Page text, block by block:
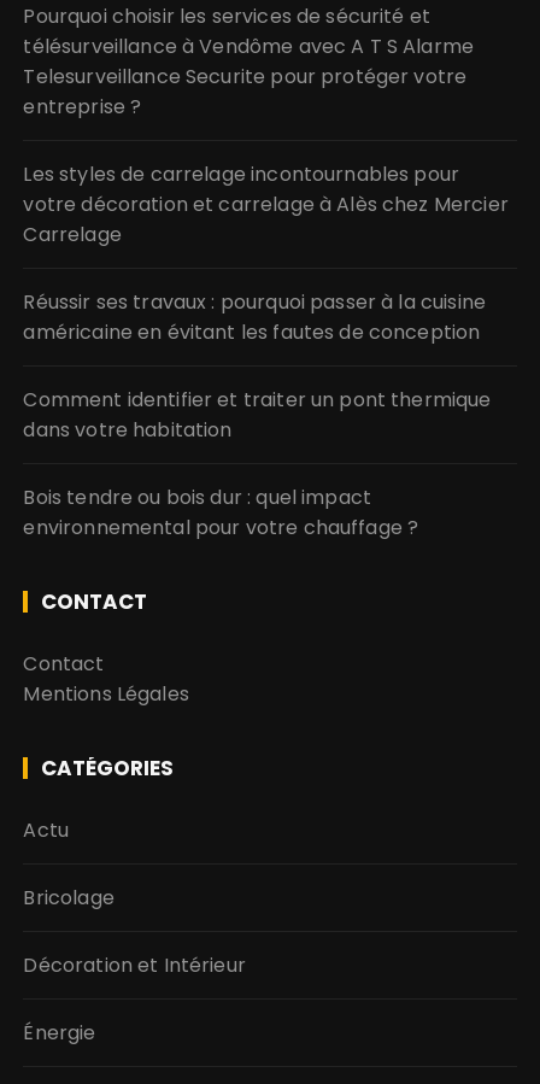
Pourquoi choisir les services de sécurité et
télésurveillance à Vendôme avec A T S Alarme
Telesurveillance Securite pour protéger votre
entreprise ?
Les styles de carrelage incontournables pour
votre décoration et carrelage à Alès chez Mercier
Carrelage
Réussir ses travaux : pourquoi passer à la cuisine
américaine en évitant les fautes de conception
Comment identifier et traiter un pont thermique
dans votre habitation
Bois tendre ou bois dur : quel impact
environnemental pour votre chauffage ?
CONTACT
Contact
Mentions Légales
CATÉGORIES
Actu
Bricolage
Décoration et Intérieur
Énergie